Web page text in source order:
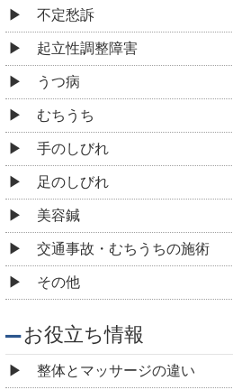
不定愁訴
起立性調整障害
うつ病
むちうち
手のしびれ
足のしびれ
美容鍼
交通事故・むちうちの施術
その他
お役立ち情報
整体とマッサージの違い